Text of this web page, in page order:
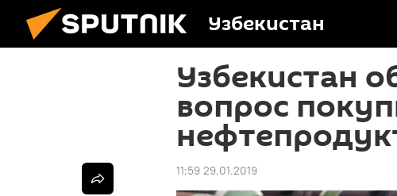
Узбекистан
Узбекистан
вопрос
11:59 29.01.2019